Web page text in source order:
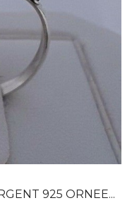
925 ORNEE...